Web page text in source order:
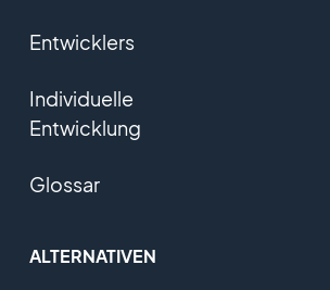
Entwicklers
Individuelle
Entwicklung
Glossar
ALTERNATIVEN